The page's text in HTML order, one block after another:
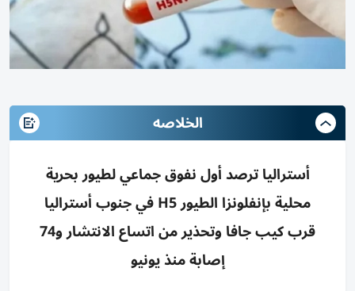
الخلاصه
أستراليا ترصد أول نفوق جماعي لطيور بحرية
محلية بإنفلونزا الطيور H5 في جنوب أستراليا
قرب كيب جافا وتحذير من اتساع الانتشار و74
إصابة منذ يونيو